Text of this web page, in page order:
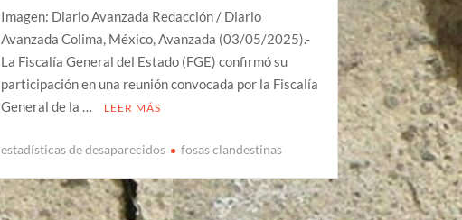
Imagen: Diario Avanzada Redacción / Diario
Avanzada Colima, México, Avanzada (03/05/2025).-
La Fiscalía General del Estado (FGE) confirmó su
participación en una reunión convocada por la Fiscalía
General de la …
LEER MÁS
estadísticas de desaparecidos fosas clandestinas